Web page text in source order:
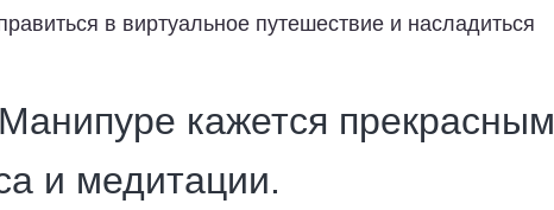
в виртуальное путешествие и насладиться
кажется прекрасным
и медитации.